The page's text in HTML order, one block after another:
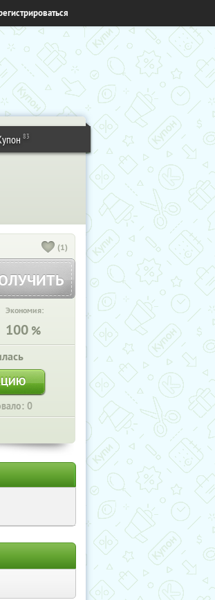
83
(1)
Экономия:
100 %
0